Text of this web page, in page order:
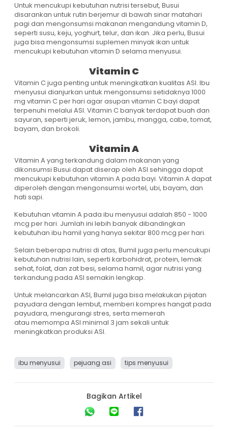
Untuk mencukupi kebutuhan nutrisi tersebut, Busui
disarankan untuk rutin berjemur di bawah sinar matahari
pagi dan mengonsumsi makanan mengandung vitamin D,
seperti susu, keju, yoghurt, telur, dan ikan. Jika perlu, Busui
juga bisa mengonsumsi suplemen minyak ikan untuk
mencukupi kebutuhan vitamin D selama menyusui.
Vitamin C
Vitamin C juga penting untuk meningkatkan kualitas ASI. Ibu
menyusui dianjurkan untuk mengonsumsi setidaknya 1000
mg vitamin C per hari agar asupan vitamin C bayi dapat
terpenuhi melalui ASI. Vitamin C banyak terdapat buah dan
sayuran, seperti jeruk, lemon, jambu, mangga, cabe, tomat,
bayam, dan brokoli.
Vitamin A
Vitamin A yang terkandung dalam makanan yang
dikonsumsi Busui dapat diserap oleh ASI sehingga dapat
mencukupi kebutuhan vitamin A pada bayi. Vitamin A dapat
diperoleh dengan mengonsumsi wortel, ubi, bayam, dan
hati sapi.
Kebutuhan vitamin A pada ibu menyusui adalah 850 - 1000
mcg per hari. Jumlah ini lebih banyak dibandingkan
kebutuhan ibu hamil yang hanya sekitar 800 mcg per hari.
Selain beberapa nutrisi di atas, Bumil juga perlu mencukupi
kebutuhan nutrisi lain, seperti karbohidrat, protein, lemak
sehat, folat, dan zat besi, selama hamil, agar nutrisi yang
terkandung pada ASI semakin lengkap.
Untuk melancarkan ASI, Bumil juga bisa melakukan pijatan
payudara dengan lembut, memberi kompres hangat pada
payudara, mengurangi stres, serta memerah
atau memompa ASI minimal 3 jam sekali untuk
meningkatkan produksi ASI.
ibu menyusui pejuang asi tips menyusui
Bagikan Artikel